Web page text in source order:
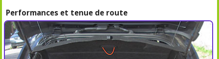
Performances et tenue de route